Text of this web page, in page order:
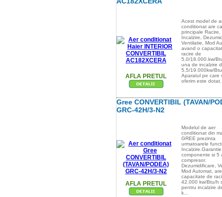
AFLA PRETUL
Acest model de
conditionat are
principale Racire,
Incalzire,
Ventilatie, Mod
avand o
racire de
5,0/18.000.kw/
una de incalzire
5,5/19.000kw/
Aparatul pe care
oferim este
Gree CONVERTIBIL (TAVAN/
GRC-42H/3-N2
AFLA PRETUL
Modelul de aer
conditionat din
GREE prezinta
urmatoarele
componente si 5
compresor.
Dezumidificare,
Mod Automat,
capacitate de
42.000 kw/Btu/h
pentru incalzire
k...